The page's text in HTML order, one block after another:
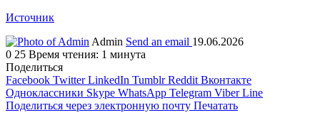
Источник
Admin Send an email 19.06.2026
0 25 Время чтения: 1 минута
Поделиться
Facebook Twitter LinkedIn Tumblr Reddit Вконтакте
Одноклассники Skype WhatsApp Telegram Viber Line
Поделиться через электронную почту Печатать